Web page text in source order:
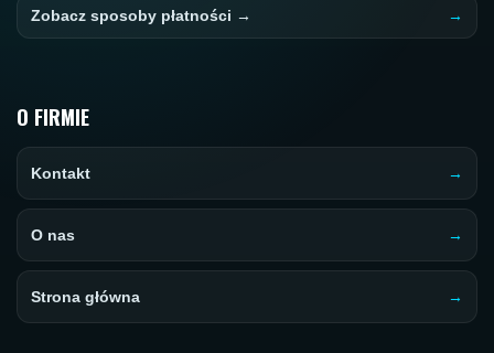
Zobacz sposoby płatności →
O FIRMIE
Kontakt
O nas
Strona główna